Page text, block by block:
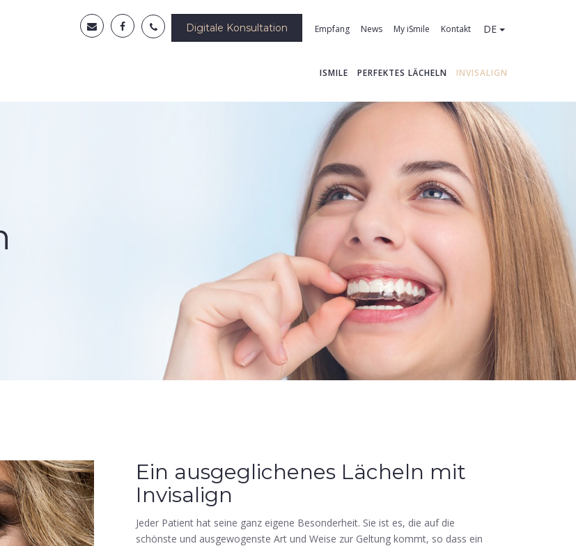
Digitale Konsultation DE
Empfang News My iSmile Kontakt
ISMILE PERFEKTES LÄCHELN INVISALIGN
Ein ausgeglichenes Lächeln mit
Invisalign
Jeder Patient hat seine ganz eigene Besonderheit. Sie ist es, die auf die
schönste und ausgewogenste Art und Weise zur Geltung kommt, so dass ein